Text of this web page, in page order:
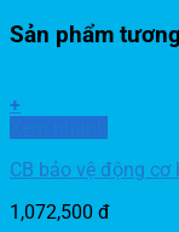
Sản phẩm
+
CB bảo vệ động
1,072,500 đ